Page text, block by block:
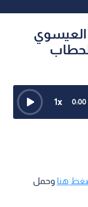
العيسوي
0:00
1x
هنا وحمل